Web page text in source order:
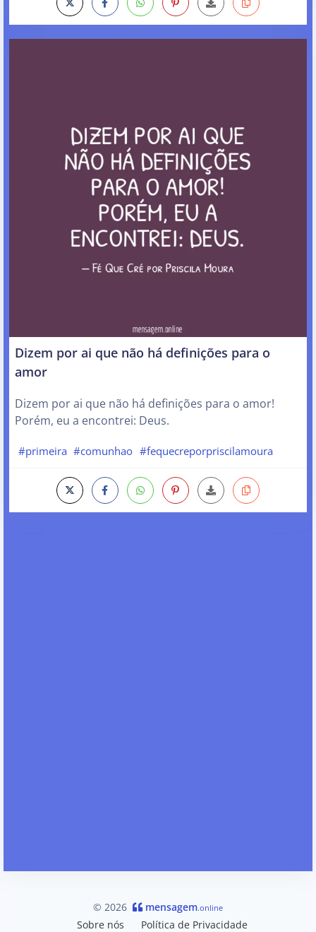
Dizem por ai que não há definições para o
amor
Dizem por ai que não há definições para o amor!
Porém, eu a encontrei: Deus.
#primeira #comunhao #fequecreporpriscilamoura
© 2026 mensagem.online
Sobre nós Política de Privacidade